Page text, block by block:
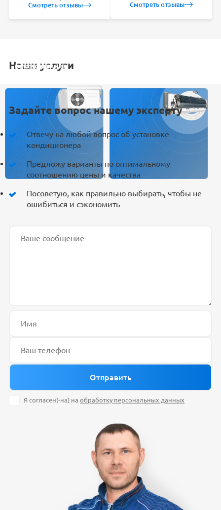
Смотреть отзывы Смотреть отзывы
Наши услуги
УСТАНОВКА
ОБСЛУЖИВАНИЕ
Задайте вопрос нашему эксперту
Отвечу на любой вопрос об установке
кондиционера
Предложу варианты по оптимальному
соотношению цены и качества
Посоветую, как правильно выбирать, чтобы не
ошибиться и сэкономить
Я согласен(-на) наобработку персональных данных